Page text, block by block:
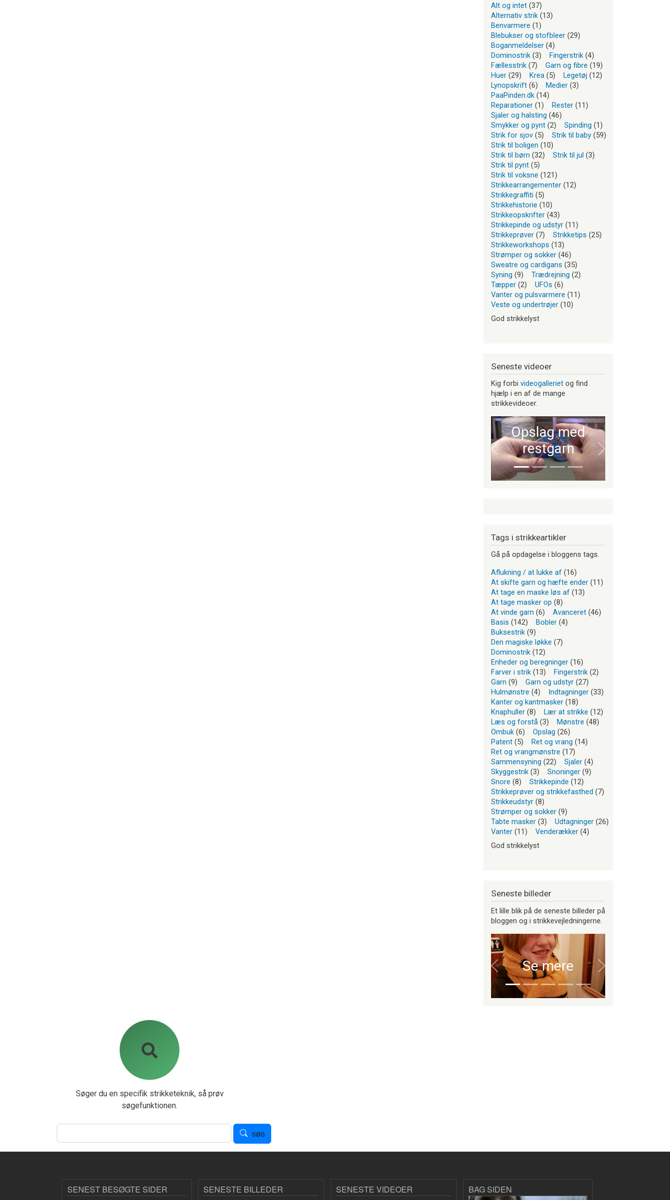
Alt og intet (37)
Alternativ strik (13)
Benvarmere (1)
Blebukser og stofbleer (29)
Boganmeldelser (4)
Dominostrik (3) Fingerstrik (4)
Fællesstrik (7) Garn og fibre (19)
Huer (29) Krea (5) Legetøj (12)
Lynopskrift (6) Medier (3)
PaaPinden.dk (14)
Reparationer (1) Rester (11)
Sjaler og halsting (46)
Smykker og pynt (2) Spinding (1)
Strik for sjov (5) Strik til baby (59)
Strik til boligen (10)
Strik til børn (32) Strik til jul (3)
Strik til pynt (5)
Strik til voksne (121)
Strikkearrangementer (12)
Strikkegraffiti (5)
Strikkehistorie (10)
Strikkeopskrifter (43)
Strikkepinde og udstyr (11)
Strikkeprøver (7) Strikketips (25)
Strikkeworkshops (13)
Strømper og sokker (46)
Sweatre og cardigans (35)
Syning (9) Trædrejning (2)
Tæpper (2) UFOs (6)
Vanter og pulsvarmere (11)
Veste og undertrøjer (10)
God strikkelyst
Seneste videoer
Kig forbi videogalleriet og find
hjælp i en af de mange
strikkevideoer.
Opslag med
restgarn
Forrige Næste
Tags i strikkeartikler
Gå på opdagelse i bloggens tags.
Aflukning / at lukke af (16)
At skifte garn og hæfte ender (11)
At tage en maske løs af (13)
At tage masker op (8)
At vinde garn (6) Avanceret (46)
Basis (142) Bobler (4)
Buksestrik (9)
Den magiske løkke (7)
Dominostrik (12)
Enheder og beregninger (16)
Farver i strik (13) Fingerstrik (2)
Garn (9) Garn og udstyr (27)
Hulmønstre (4) Indtagninger (33)
Kanter og kantmasker (18)
Knaphuller (8) Lær at strikke (12)
Læs og forstå (3) Mønstre (48)
Ombuk (6) Opslag (26)
Patent (5) Ret og vrang (14)
Ret og vrangmønstre (17)
Sammensyning (22) Sjaler (4)
Skyggestrik (3) Snoninger (9)
Snore (8) Strikkepinde (12)
Strikkeprøver og strikkefasthed (7)
Strikkeudstyr (8)
Strømper og sokker (9)
Tabte masker (3) Udtagninger (26)
Vanter (11) Venderækker (4)
God strikkelyst
Seneste billeder
Et lille blik på de seneste billeder på
bloggen og i strikkevejledningerne.
Se mere
Forrige Næste
Søger du en specifik strikketeknik, så prøv
søgefunktionen.
Søg
SØG
SENEST BESØGTE SIDER SENESTE BILLEDER SENESTE VIDEOER BAG SIDEN